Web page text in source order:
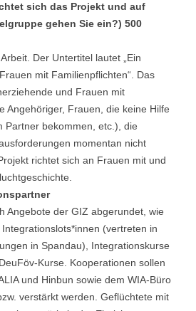
sich das Projekt und auf
gehen Sie ein?) 500
Der Untertitel lautet „Ein
mit Familienpflichten“. Das
und Frauen mit
Angehöriger, Frauen, die keine Hilfe
Partner bekommen, etc.), die
momentan nicht
richtet sich an Frauen mit und
Angebote der GIZ abgerundet, wie
(vertreten in
in Spandau), Integrationskurse
Kurse. Kooperationen sollen
und Hinbun sowie dem WIA-Büro
verstärkt werden. Geflüchtete mit